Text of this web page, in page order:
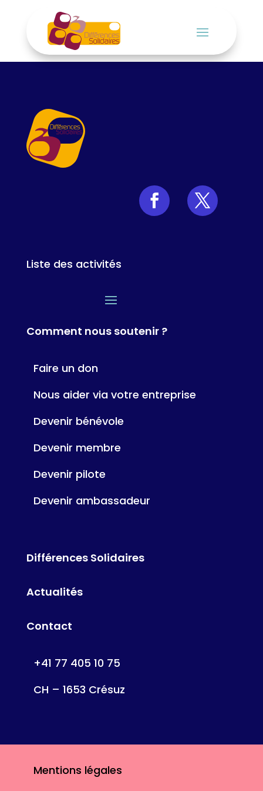
Liste des activités
Comment nous soutenir ?
Faire un don
Nous aider via votre entreprise
Devenir bénévole
Devenir membre
Devenir pilote
Devenir ambassadeur
Différences Solidaires
Actualités
Contact
+41 77 405 10 75
CH – 1653 Crésuz
Mentions légales